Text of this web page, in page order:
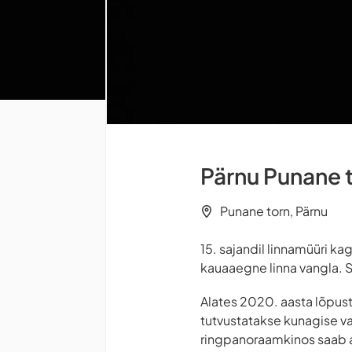
Pärnu
Punane torn, Pärnu
15. sajandil linnamüüri
kauaaegne linna vangla.
Alates 2020. aasta
tutvustatakse kunagise
ringpanoraamkinos saab